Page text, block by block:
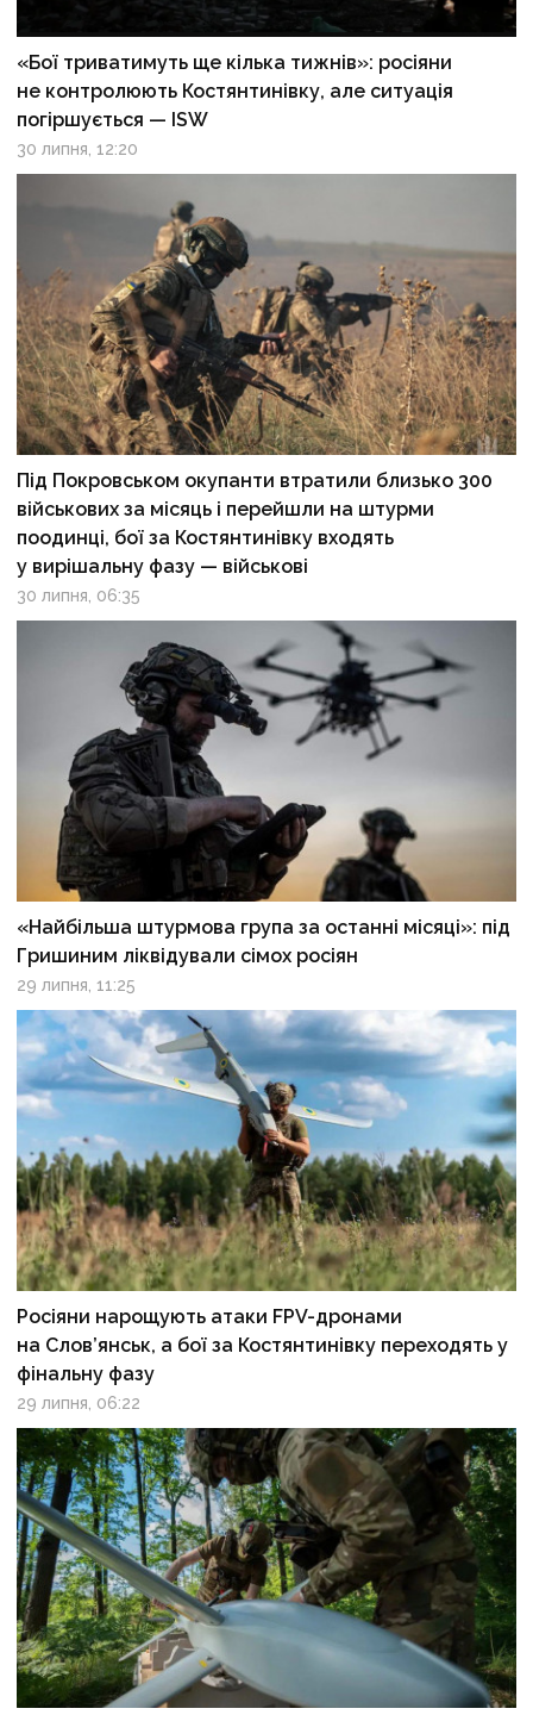
«Бої триватимуть ще кілька тижнів»: росіяни
не контролюють Костянтинівку, але ситуація
погіршується — ISW
30 липня, 12:20
Під Покровськом окупанти втратили близько 300
військових за місяць і перейшли на штурми
поодинці, бої за Костянтинівку входять
у вирішальну фазу — військові
30 липня, 06:35
«Найбільша штурмова група за останні місяці»: під
Гришиним ліквідували сімох росіян
29 липня, 11:25
Росіяни нарощують атаки FPV-дронами
на Слов’янськ, а бої за Костянтинівку переходять у
фінальну фазу
29 липня, 06:22